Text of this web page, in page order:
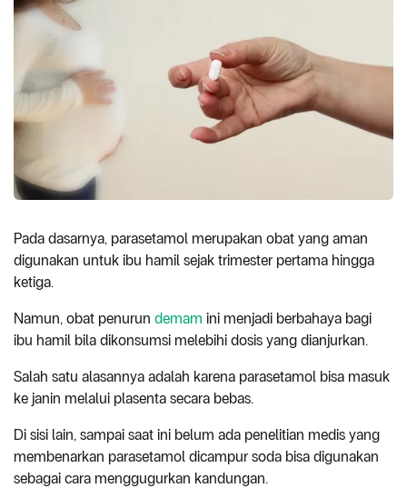
Pada dasarnya, parasetamol merupakan obat yang aman
digunakan untuk ibu hamil sejak trimester pertama hingga
ketiga.
Namun, obat penurun demam ini menjadi berbahaya bagi
ibu hamil bila dikonsumsi melebihi dosis yang dianjurkan.
Salah satu alasannya adalah karena parasetamol bisa masuk
ke janin melalui plasenta secara bebas.
Di sisi lain, sampai saat ini belum ada penelitian medis yang
membenarkan parasetamol dicampur soda bisa digunakan
sebagai cara menggugurkan kandungan.